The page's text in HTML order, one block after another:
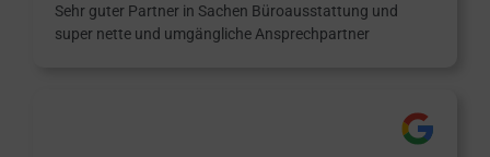
Sehr guter Partner in Sachen Büroausstattung und
super nette und umgängliche Ansprechpartner